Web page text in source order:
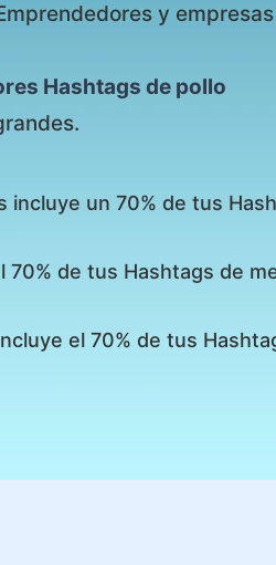
y
Hashtags de pollo
un 70% de tus
de tus Hashtags de
el 70% de tus